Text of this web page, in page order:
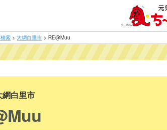
索 > 大網白里市 > RE@Muu
網白里市